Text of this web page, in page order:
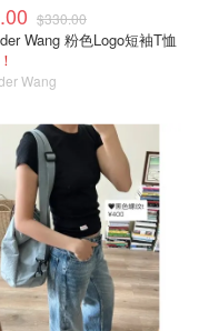
$330.00
Wang 粉色Logo短袖T恤
Wang